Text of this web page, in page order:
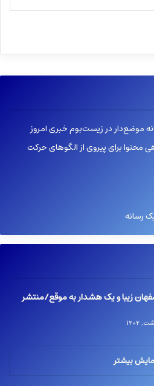
موضع‌دار در زیست‌بوم خبری امروز
محتوا برای پیروی از الگوهای حرکت
رسانه
زیبا و یک هشدار به موقع/منتشر
بیشتر